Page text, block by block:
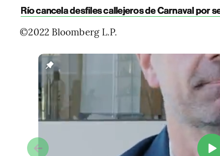
Río cancela desfiles callejeros de Carnaval por
©2022 Bloomberg L.P.